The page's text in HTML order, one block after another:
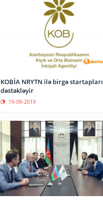
KOBİA NRYTN ilə birgə startapları
dəstəkləyir
19-09-2019